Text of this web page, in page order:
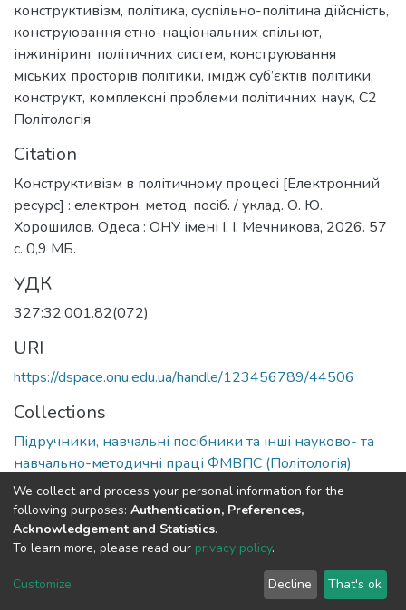
конструктивізм, політика, суспільно-політина дійсність,
конструювання етно-національних спільнот,
інжиніринг політичних систем, конструювання
міських просторів політики, імідж суб’єктів політики,
конструкт, комплексні проблеми політичних наук, С2
Політологія
Citation
Конструктивізм в політичному процесі [Електронний
ресурс] : електрон. метод. посіб. / уклад. О. Ю.
Хорошилов. Одеса : ОНУ імені І. І. Мечникова, 2026. 57
с. 0,9 МБ.
УДК
327:32:001.82(072)
URI
https://dspace.onu.edu.ua/handle/123456789/44506
Collections
Підручники, навчальні посібники та інші науково- та
навчально-методичні праці ФМВПС (Політологія)
Full item page
DSpace software copyright © 2009-2026
Cookie
End User
Agreement
Send
Feedback
We collect and process your personal information for the
following purposes: Authentication, Preferences,
Acknowledgement and Statistics.
To learn more, please read our privacy policy.
Customize Decline That's ok